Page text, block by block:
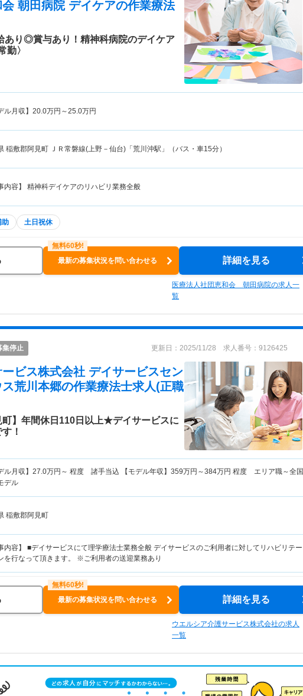
朝田病院 デイケアの作業療法
あり◎賞与あり！精神科病院のデイケア
勤〉
ル月収】 20.0万円～25.0万円
稲敷郡阿見町 ＪＲ常磐線(上野－仙台)「荒川沖駅」（バス・車15分）
内容】 精神科デイケアのリハビリ業務全般
助 土日祝休
最新の募集状況を問い合わせる 詳細を見る
医療法人社団恵和会 朝田病院の求人一
覧
集停止 更新日：2025/11/28 求人番号：9126425
ビス株式会社 デイサービスセン
荒川本郷の作業療法士求人(正職
町】年間休日110日以上★デイサービスに
！
ル月収】 27.0万円～ 程度 諸手当込 【モデル年収】 359万円～384万円 程度 エリア職～全国
デル
稲敷郡阿見町
内容】 ■デイサービスにて理学療法士業務全般 デイサービスのご利用者に対してリハビリテー
を行なって頂きます。 ※ご利用者の送迎業務あり
最新の募集状況を問い合わせる 詳細を見る
ウエルシア介護サービス株式会社の求人
一覧